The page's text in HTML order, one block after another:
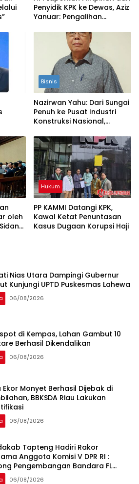
Penyidik KPK ke Dewas, Aziz
Yanuar: Pengalihan
Cederai Keadilan
Bisnis
Nazirwan Yahu: Dari Sungai
Penuh ke Pusat Industri
Konstruksi Nasional,
Menyalakan Perusahaan
oleh
Hukum
PP KAMMI Datangi KPK,
Kawal Ketat Penuntasan
Kasus Dugaan Korupsi Haji
Nias Utara Dampingi Gubernur
Kunjungi UPTD Puskesmas Lahewa
06/08/2026
di Kempas, Lahan Gambut 10
Berhasil Dikendalikan
06/08/2026
Ekor Monyet Berhasil Dijebak di
BBKSDA Riau Lakukan
06/08/2026
Tapteng Hadiri Rakor
Anggota Komisi V DPR RI :
Pengembangan Bandara FL
dan Pelabuhan Sibolga
06/08/2026